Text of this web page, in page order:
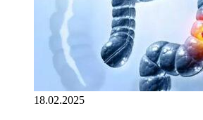
18.02.2025